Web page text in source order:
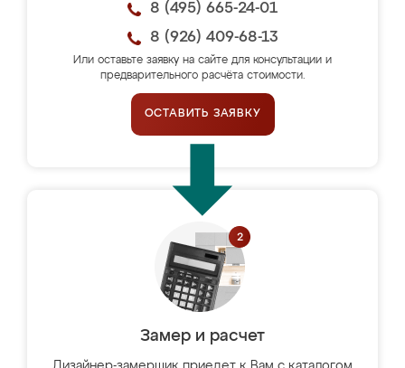
8 (495) 665-24-01
8 (926) 409-68-13
Или оставьте заявку на сайте для консультации и
предварительного расчёта стоимости.
ОСТАВИТЬ ЗАЯВКУ
Замер и расчет